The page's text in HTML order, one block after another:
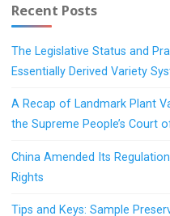
Recent Posts
The Legislative Status and
Essentially Derived Variety
A Recap of Landmark Plant
the Supreme People’s Court
China Amended Its
Rights
Tips and Keys: Sample